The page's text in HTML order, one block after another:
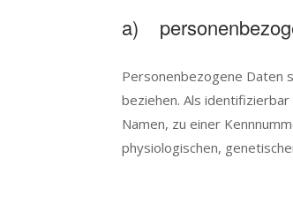
a)
Personenbezogene Daten
beziehen. Als
Namen, zu einer
physiologischen,